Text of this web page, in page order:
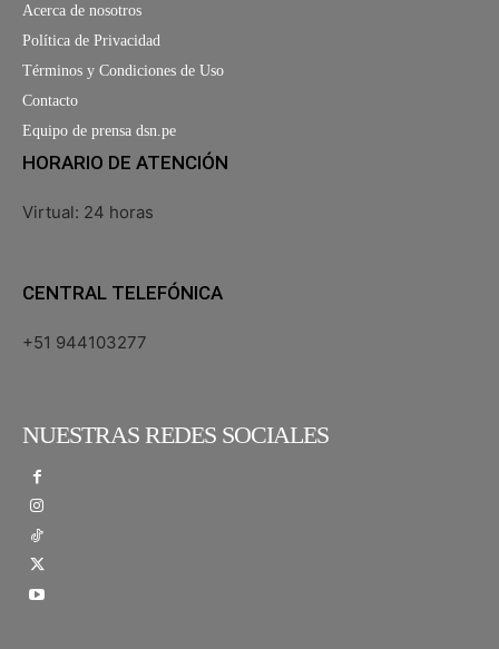
Acerca de nosotros
Política de Privacidad
Términos y Condiciones de Uso
Contacto
Equipo de prensa dsn.pe
HORARIO DE ATENCIÓN
Virtual: 24 horas
CENTRAL TELEFÓNICA
+51 944103277
NUESTRAS REDES SOCIALES